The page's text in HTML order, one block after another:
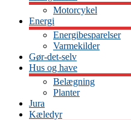
Motorcykel
Energi
Energibesparelser
Varmekilder
Gør-det-selv
Hus og have
Belægning
Planter
Jura
Kæledyr